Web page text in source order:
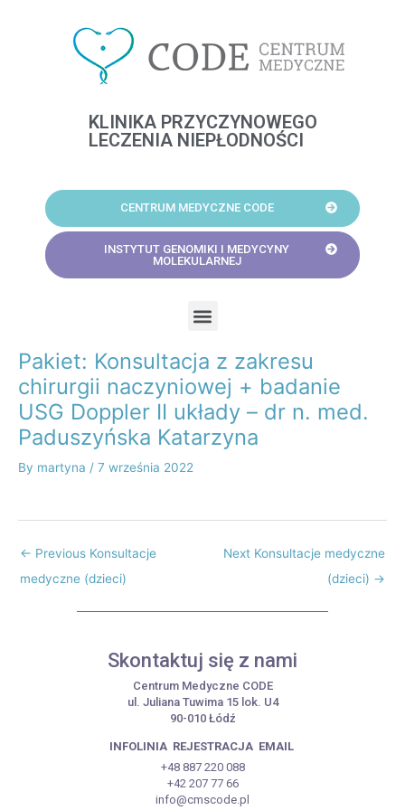
KLINIKA PRZYCZYNOWEGO
LECZENIA NIEPŁODNOŚCI
CENTRUM MEDYCZNE CODE
INSTYTUT GENOMIKI I MEDYCYNY
MOLEKULARNEJ
Pakiet: Konsultacja z zakresu
chirurgii naczyniowej + badanie
USG Doppler II układy – dr n. med.
Paduszyńska Katarzyna
By martyna / 7 września 2022
Post
navigation
← Previous Konsultacje
medyczne (dzieci)
Next Konsultacje medyczne
(dzieci) →
Skontaktuj się z nami
Centrum Medyczne CODE
ul. Juliana Tuwima 15 lok. U4
90-010 Łódź
INFOLINIA REJESTRACJA EMAIL
+48 887 220 088
+42 207 77 66
info@cmscode.pl